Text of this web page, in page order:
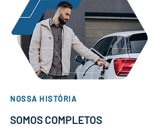
NOSSA HISTÓRIA
SOMOS COMPLETOS